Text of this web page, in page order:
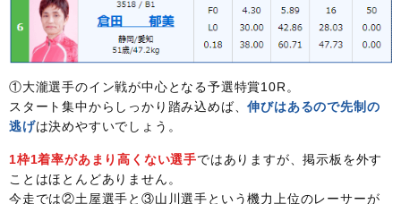
①大瀧選手のイン戦が中心となる予選特賞10R。
スタート集中からしっかり踏み込めば、伸びはあるので先制の
逃げは決めやすいでしょう。
1枠1着率があまり高くない選手ではありますが、掲示板を外す
ことはほとんどありません。
今走では②土屋選手と③山川選手という機力上位のレーサーが